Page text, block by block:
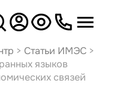
Версия
для слабовидящих
> Статьи ИМЭС>
языков
связей